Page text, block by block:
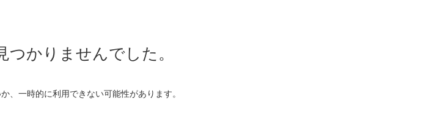
かりませんでした。
、一時的に利用できない可能性があります。